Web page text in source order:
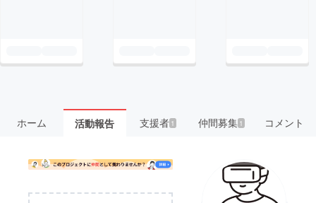
ホーム 活動報告 支援者 1 仲間募集 1 コメント